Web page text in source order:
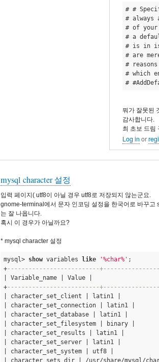
# #
#
# of
# a
# is in
# are
#
# which
#
뭐가 잘못된
감사합니다.
최 초보 드림
Log in or
mysql character 설정
입력 페이지( utf8이 아닐 경우 utf8로 저장되지 않는군요.
gnome-terminal에서 문자 인코딩 설정을 한국어로 바꾸
는 잘 나옵니다.
혹시 이 경우가 아닐까요?
* mysql character 설정
mysql> show variables like '%char%' ;
+--------------------------
| Variable_name | Value |
+--------------------------
| character_set_client | latin1 |
| character_set_connection | latin1 |
| character_set_database | latin1 |
| character_set_filesystem | binary |
| character_set_results | latin1 |
| character_set_server | latin1 |
| character_set_system | utf8 |
| character_sets_dir | /usr/share/mysql/